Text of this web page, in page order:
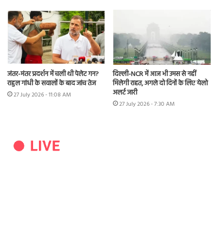
जंतर-मंतर प्रदर्शन में चली थी पेलेट गन?
राहुल गांधी के सवालों के बाद जांच तेज
27 July 2026 - 11:08 AM
दिल्ली-NCR में आज भी उमस से नहीं
मिलेगी राहत, अगले दो दिनों के लिए येलो
अलर्ट जारी
27 July 2026 - 7:30 AM